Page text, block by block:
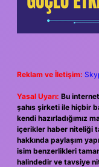
Reklam ve İletişim:
Yasal Uyarı: Bu
şahıs şirketi ile hiçbir
kendi hazırladığımız
içerikler haber niteliği
hakkında paylaşım
isim benzerlikleri
halindedir ve tavsiye